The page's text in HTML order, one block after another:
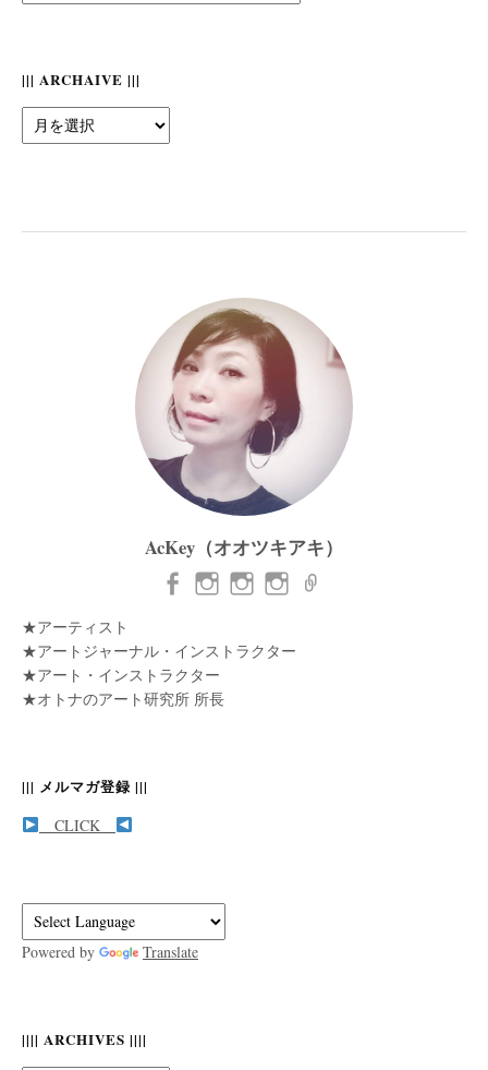
||| ARCHAIVE |||
Archaive
AcKey（オオツキアキ）
★アーティスト
★アートジャーナル・インストラクター
★アート・インストラクター
★オトナのアート研究所 所長
||| メルマガ登録 |||
CLICK
Powered by Translate
|||| ARCHIVES ||||